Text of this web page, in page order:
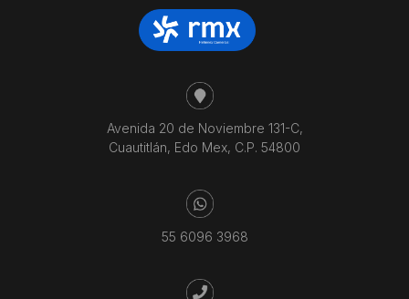
Avenida 20 de Noviembre 131-C,
Cuautitlán, Edo Mex, C.P. 54800
55 6096 3968